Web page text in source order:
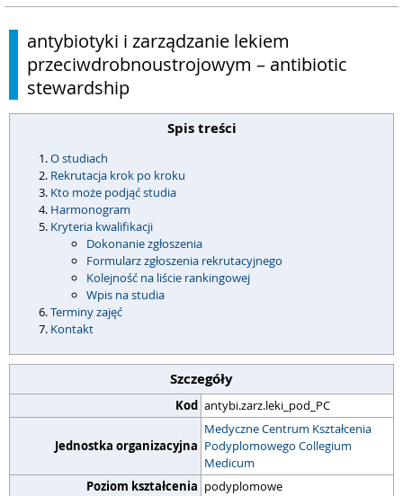
antybiotyki i zarządzanie lekiem
przeciwdrobnoustrojowym – antibiotic
stewardship
Spis treści
O studiach
Rekrutacja krok po kroku
Kto może podjąć studia
Harmonogram
Kryteria kwalifikacji
Dokonanie zgłoszenia
Formularz zgłoszenia rekrutacyjnego
Kolejność na liście rankingowej
Wpis na studia
Terminy zajęć
Kontakt
Szczegóły
Kod antybi.zarz.leki_pod_PC
Jednostka organizacyjna
Medyczne Centrum Kształcenia
Podyplomowego Collegium
Medicum
Poziom kształcenia podyplomowe